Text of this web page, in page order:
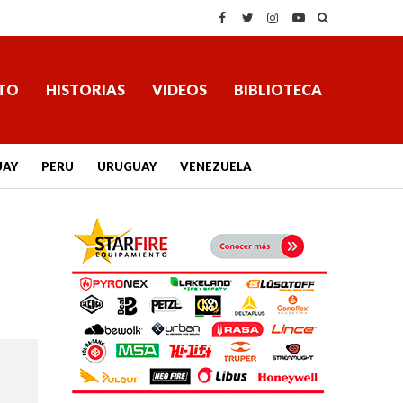
HISTORIAS VIDEOS BIBLIOTECA
PERU URUGUAY VENEZUELA